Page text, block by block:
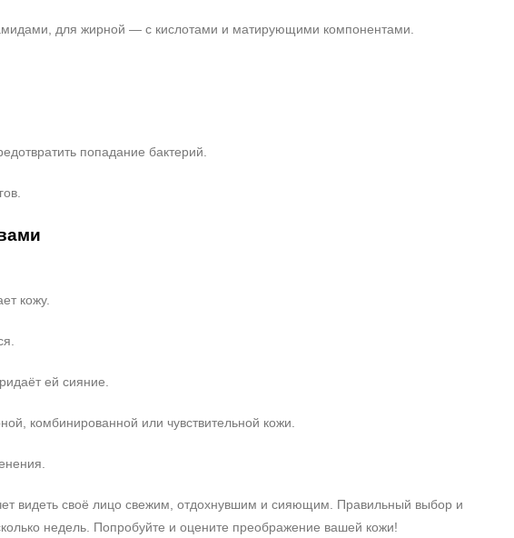
для жирной — с кислотами и матирующими компонентами.
попадание бактерий.
кожу.
ей сияние.
комбинированной или чувствительной кожи.
видеть своё лицо свежим, отдохнувшим и сияющим. Правильный выбор и
недель. Попробуйте и оцените преображение вашей кожи!